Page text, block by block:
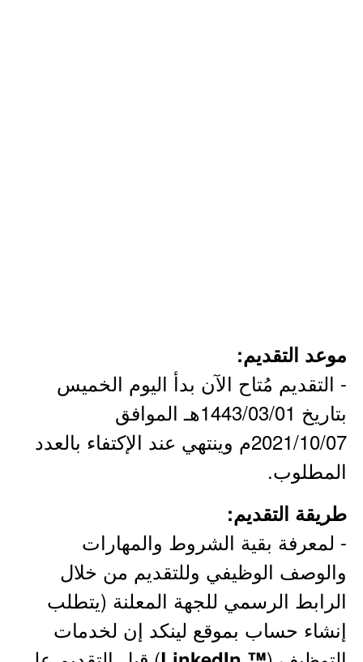
موعد التقديم:
- التقديم مُتاح الآن بدأ اليوم الخميس
بتاريخ 1443/03/01هـ الموافق
2021/10/07م وينتهي عند الإكتفاء بالعدد
المطلوب.
طريقة التقديم:
- لمعرفة بقية الشروط والمهارات
والوصف الوظيفي وللتقديم من خلال
الرابط الرسمي للجهة المعلنة (يتطلب
إنشاء حساب بموقع لينكد إن لخدمات